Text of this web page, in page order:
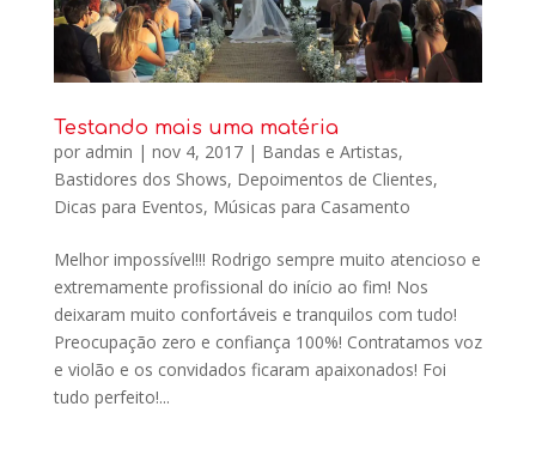
Testando mais uma matéria
por admin | nov 4, 2017| Bandas e Artistas,
Bastidores dos Shows, Depoimentos de Clientes,
Dicas para Eventos, Músicas para Casamento
Melhor impossível!!! Rodrigo sempre muito atencioso e
extremamente profissional do início ao fim! Nos
deixaram muito confortáveis e tranquilos com tudo!
Preocupação zero e confiança 100%! Contratamos voz
e violão e os convidados ficaram apaixonados! Foi
tudo perfeito!...